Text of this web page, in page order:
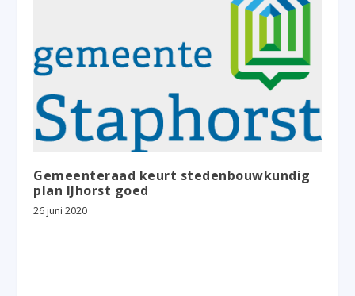
Gemeenteraad keurt stedenbouwkundig
plan IJhorst goed
26 juni 2020